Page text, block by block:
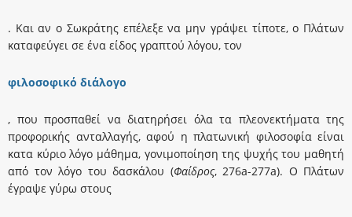
. Και αν ο Σωκράτης επέλεξε να μην γράψει τίποτε, ο Πλάτων
καταφεύγει σε ένα είδος γραπτού λόγου, τον
φιλοσοφικό διάλογο
, που προσπαθεί να διατηρήσει όλα τα πλεονεκτήματα της
προφορικής ανταλλαγής, αφού η πλατωνική φιλοσοφία είναι
κατα κύριο λόγο μάθημα, γονιμοποίηση της ψυχής του μαθητή
από τον λόγο του δασκάλου (Φαίδρος, 276a-277a). O Πλάτων
έγραψε γύρω στους